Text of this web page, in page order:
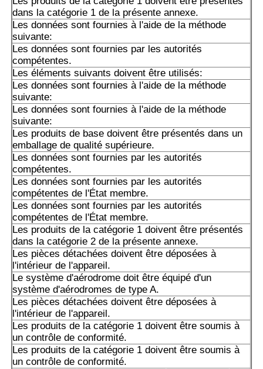
dans la catégorie 1 de la présente annexe.
Les données sont fournies à l'aide de la méthode
suivante:
Les données sont fournies par les autorités
compétentes.
Les éléments suivants doivent être utilisés:
Les données sont fournies à l'aide de la méthode
suivante:
Les données sont fournies à l'aide de la méthode
suivante:
Les produits de base doivent être présentés dans un
emballage de qualité supérieure.
Les données sont fournies par les autorités
compétentes.
Les données sont fournies par les autorités
compétentes de l'État membre.
Les données sont fournies par les autorités
compétentes de l'État membre.
Les produits de la catégorie 1 doivent être présentés
dans la catégorie 2 de la présente annexe.
Les pièces détachées doivent être déposées à
l'intérieur de l'appareil.
Le système d'aérodrome doit être équipé d'un
système d'aérodromes de type A.
Les pièces détachées doivent être déposées à
l'intérieur de l'appareil.
Les produits de la catégorie 1 doivent être soumis à
un contrôle de conformité.
Les produits de la catégorie 1 doivent être soumis à
un contrôle de conformité.